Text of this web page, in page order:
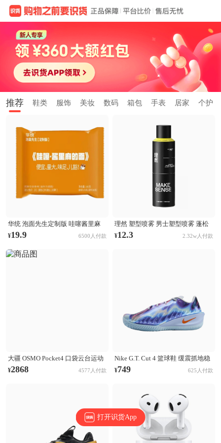
推荐 鞋类 服饰 美妆 数码 箱包 手表 居家 个护
华统 泡面先生定制版 哇噻酱里麻
的面 袋装
¥19.9 6500人付款
理然 塑型喷雾 男士塑型喷雾 蓬松
清爽自然持久立挺造型 木质香
¥12.3 2.32w人付款
大疆 OSMO Pocket4 口袋云台运动
相机 Activetrack 7.0智能跟随 14档
¥2868 4577人付款
Nike G.T. Cut 4 篮球鞋 缓震抓地稳
定抗扭支撑回弹 CHBL/黑色/醒目
¥749 625人付款
打开识货App